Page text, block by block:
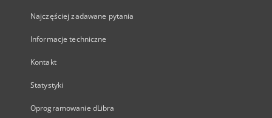
Najczęściej zadawane pytania
Informacje techniczne
Kontakt
Statystyki
Oprogramowanie dLibra